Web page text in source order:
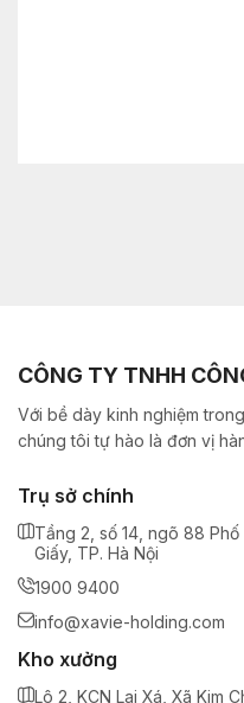
CÔNG TY TNHH
Với bề dày kinh nghiệm
chúng tôi tự hào là đơn vị
Trụ sở chính
Tầng 2, số 14, ngõ 88
Giấy, TP. Hà Nội
1900 9400
info@xavie-holding.com
Kho xưởng
Lô 2, KCN Lai Xá, Xã Kim